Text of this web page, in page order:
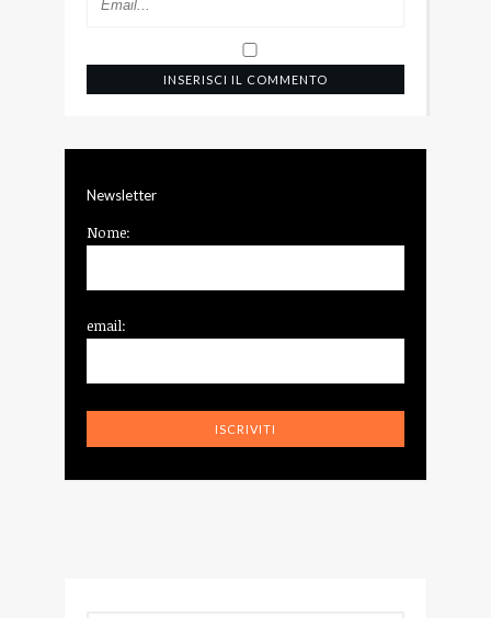
Newsletter
Nome:
email: